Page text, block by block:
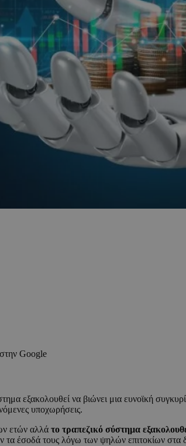
Google
εξακολουθεί να βιώνει μια ευνοϊκή
υποχωρήσεις.
ετών αλλά το τραπεζικό σύστημα
έσοδά τους λόγω των ψηλών επιτοκίων στα